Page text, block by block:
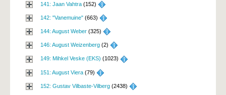
141: Jaan Vahtra (152)
142: "Vanemuine" (663)
144: August Weber (325)
146: August Weizenberg (2)
149: Mihkel Veske (EKS) (1023)
151: August Viera (79)
152: Gustav Vilbaste-Vilberg (2438)